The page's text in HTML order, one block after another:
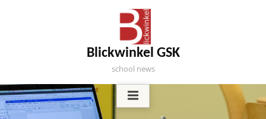
Blickwinkel GSK
school news